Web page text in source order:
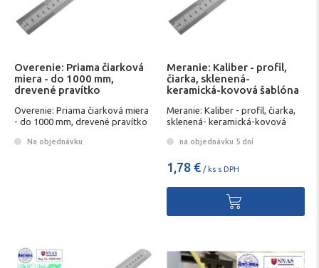
Overenie: Priama čiarková
miera - do 1000 mm,
drevené pravítko
Overenie: Priama čiarková miera
- do 1000 mm, drevené pravítko
Na objednávku
Meranie: Kaliber - profil,
čiarka, sklenená-
keramická-kovová šablóna
Meranie: Kaliber - profil, čiarka,
sklenená- keramická-kovová
na objednávku 5 dní
1,78 € / ks s DPH